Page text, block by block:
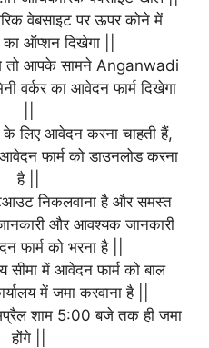
वेबसाइट पर ऊपर कोने में
ऑप्शन दिखेगा ||
तो आपके सामने Anganwadi
वर्कर का आवेदन फार्म दिखेगा
लिए आवेदन करना चाहती हैं,
फार्म को डाउनलोड करना
है ||
निकलवाना है और समस्त
और आवश्यक जानकारी
फार्म को भरना है ||
सीमा में आवेदन फार्म को बाल
में जमा करवाना है ||
शाम 5:00 बजे तक ही जमा
होंगे ||